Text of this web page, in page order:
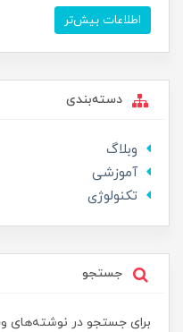
اطلاعات بیش‌تر
دسته‌بندی
وبلاگ
آموزشی
تکنولوژی
جستجو
برای جستجو در نوشته‌های